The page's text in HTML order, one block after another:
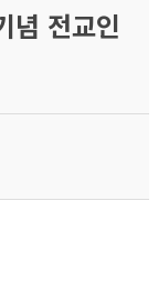
념 전교인